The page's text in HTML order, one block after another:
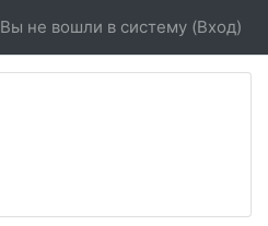
Вы не вошли в систему (Вход)